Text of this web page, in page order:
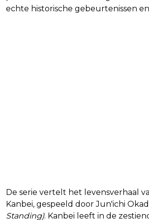
echte historische gebeurtenissen
De serie vertelt het levensverhaal
Kanbei, gespeeld door Jun'ichi
Standing). Kanbei leeft in de